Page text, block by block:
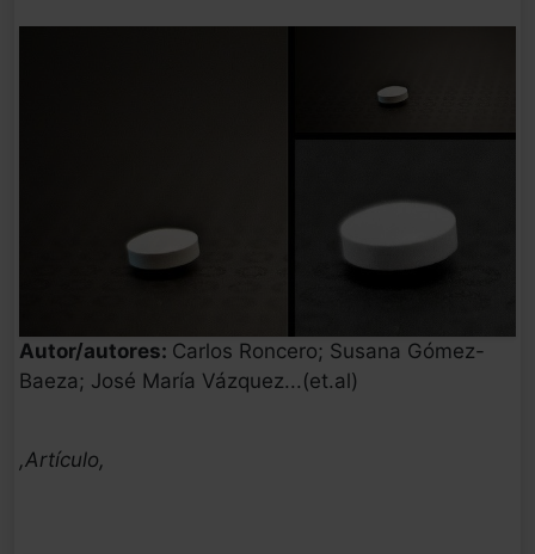
Autor/autores: Carlos Roncero; Susana Gómez-
Baeza; José María Vázquez...(et.al)
,Artículo,